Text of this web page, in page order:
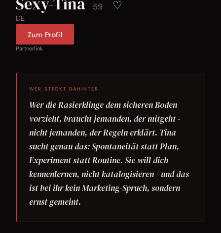
59 ♡
DE
Zum Profil
Partnerlink
WER STECKT DAHINTER
Wer die Rasierklinge dem sicheren Boden
vorzieht, braucht jemanden, der mitgeht -
nicht jemanden, der Regeln erklärt. Tina
sucht genau das: Spontaneität statt Plan,
Experiment statt Routine. Sie will dich
kennenlernen, nicht katalogisieren - und das
ist bei ihr kein Marketing-Spruch, sondern
ernst gemeint.